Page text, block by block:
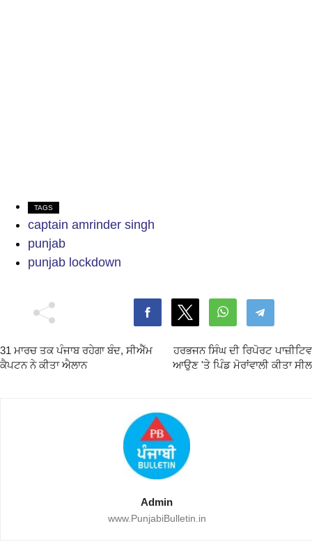
TAGS
captain amrinder singh
punjab
punjab lockdown
31 ਮਾਰਚ ਤਕ ਪੰਜਾਬ ਰਹੇਗਾ ਬੰਦ, ਸੀਐੱਮ
ਕੈਪਟਨ ਨੇ ਕੀਤਾ ਐਲਾਨ
ਹਰਭਜਨ ਸਿੰਘ ਦੀ ਰਿਪੋਰਟ ਪਾਜ਼ੀਟਿਵ
ਆਉਣ 'ਤੇ ਪਿੰਡ ਮੋਰਾਂਵਾਲੀ ਕੀਤਾ ਸੀਲ
Admin
www.PunjabiBulletin.in